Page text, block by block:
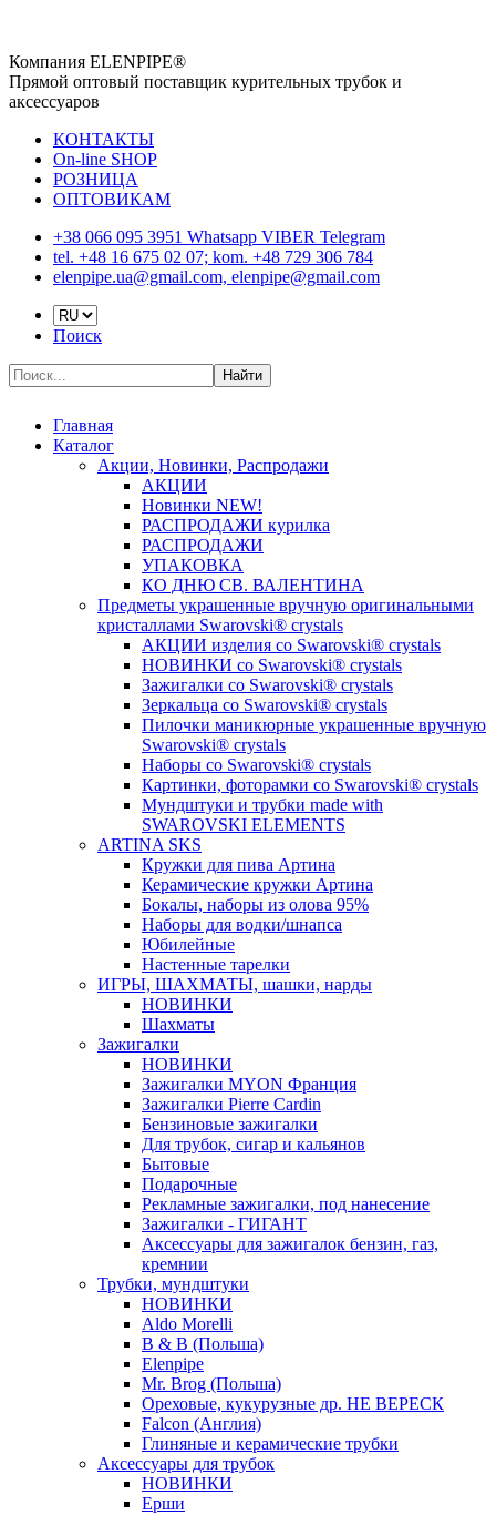
Компания ELENPIPE®
Прямой оптовый поставщик курительных трубок и
аксессуаров
КОНТАКТЫ
On-line SHOP
РОЗНИЦА
ОПТОВИКАМ
+38 066 095 3951 Whatsapp VIBER Telegram
tel. +48 16 675 02 07; kom. +48 729 306 784
elenpipe.ua@gmail.com, elenpipe@gmail.com
Поиск
Найти
Главная
Каталог
Акции, Новинки, Распродажи
АКЦИИ
Новинки NEW!
РАСПРОДАЖИ курилка
РАСПРОДАЖИ
УПАКОВКА
КО ДНЮ СВ. ВАЛЕНТИНА
Предметы украшенные вручную оригинальными
кристаллами Swarovski® crystals
АКЦИИ изделия со Swarovski® crystals
НОВИНКИ со Swarovski® crystals
Зажигалки со Swarovski® crystals
Зеркальца со Swarovski® crystals
Пилочки маникюрные украшенные вручную
Swarovski® crystals
Наборы со Swarovski® crystals
Картинки, фоторамки со Swarovski® crystals
Мундштуки и трубки made with
SWAROVSKI ELEMENTS
ARTINA SKS
Кружки для пива Артина
Керамические кружки Артина
Бокалы, наборы из олова 95%
Наборы для водки/шнапса
Юбилейные
Настенные тарелки
ИГРЫ, ШАХМАТЫ, шашки, нарды
НОВИНКИ
Шахматы
Зажигалки
НОВИНКИ
Зажигалки MYON Франция
Зажигалки Pierre Cardin
Бензиновые зажигалки
Для трубок, сигар и кальянов
Бытовые
Подарочные
Рекламные зажигалки, под нанесение
Зажигалки - ГИГАНТ
Аксессуары для зажигалок бензин, газ,
кремнии
Трубки, мундштуки
НОВИНКИ
Aldo Morelli
B & B (Польша)
Elenpipe
Mr. Brog (Польша)
Ореховые, кукурузные др. НЕ ВЕРЕСК
Falcon (Англия)
Глиняные и керамические трубки
Аксессуары для трубок
НОВИНКИ
Ерши